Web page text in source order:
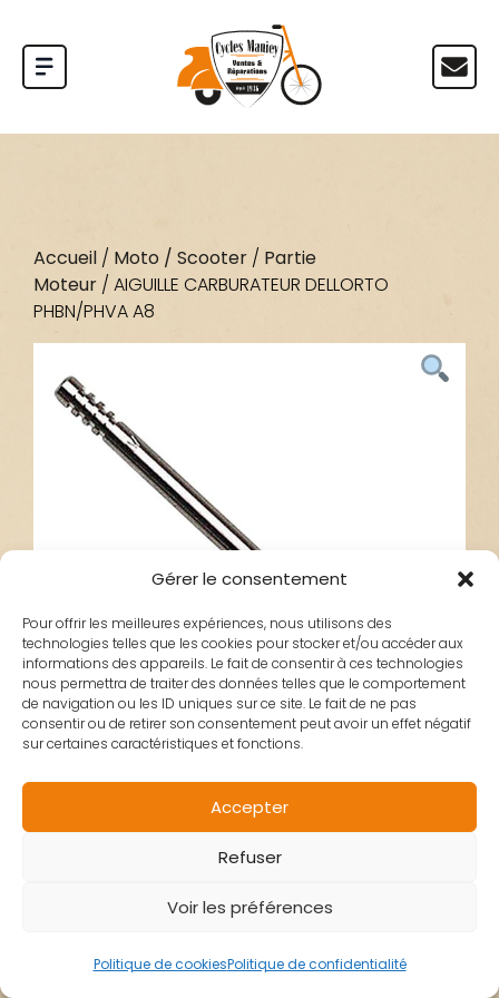
Gérer le consentement
Pour offrir les meilleures expériences, nous utilisons des
technologies telles que les cookies pour stocker et/ou accéder aux
informations des appareils. Le fait de consentir à ces technologies
nous permettra de traiter des données telles que le comportement
de navigation ou les ID uniques sur ce site. Le fait de ne pas
consentir ou de retirer son consentement peut avoir un effet négatif
sur certaines caractéristiques et fonctions.
Accepter
Refuser
Voir les préférences
Politique de cookiesPolitique de confidentialité
Accueil / Moto / Scooter / Partie
Moteur / AIGUILLE CARBURATEUR DELLORTO
PHBN/PHVA A8
AIGUILLE
CARBURATEUR